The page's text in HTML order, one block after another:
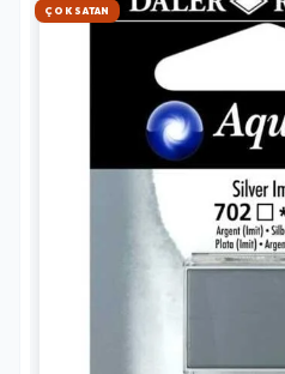
HIZLI KARGO